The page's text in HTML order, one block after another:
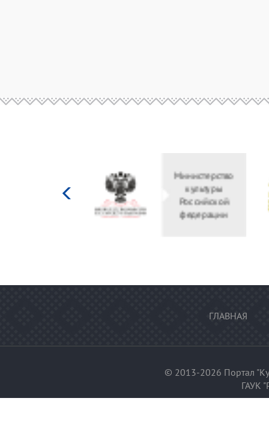
Министерство
культуры
Российской
федерации
ГЛАВНАЯ
© 2013-2026 Портал
ГАУК